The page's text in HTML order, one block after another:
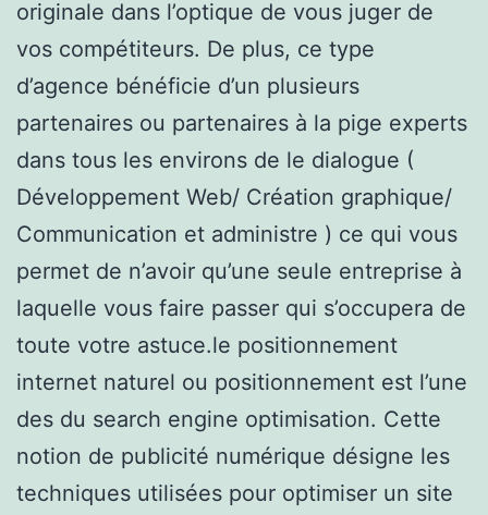
originale dans l’optique de vous juger de
vos compétiteurs. De plus, ce type
d’agence bénéficie d’un plusieurs
partenaires ou partenaires à la pige experts
dans tous les environs de le dialogue (
Développement Web/ Création graphique/
Communication et administre ) ce qui vous
permet de n’avoir qu’une seule entreprise à
laquelle vous faire passer qui s’occupera de
toute votre astuce.le positionnement
internet naturel ou positionnement est l’une
des du search engine optimisation. Cette
notion de publicité numérique désigne les
techniques utilisées pour optimiser un site